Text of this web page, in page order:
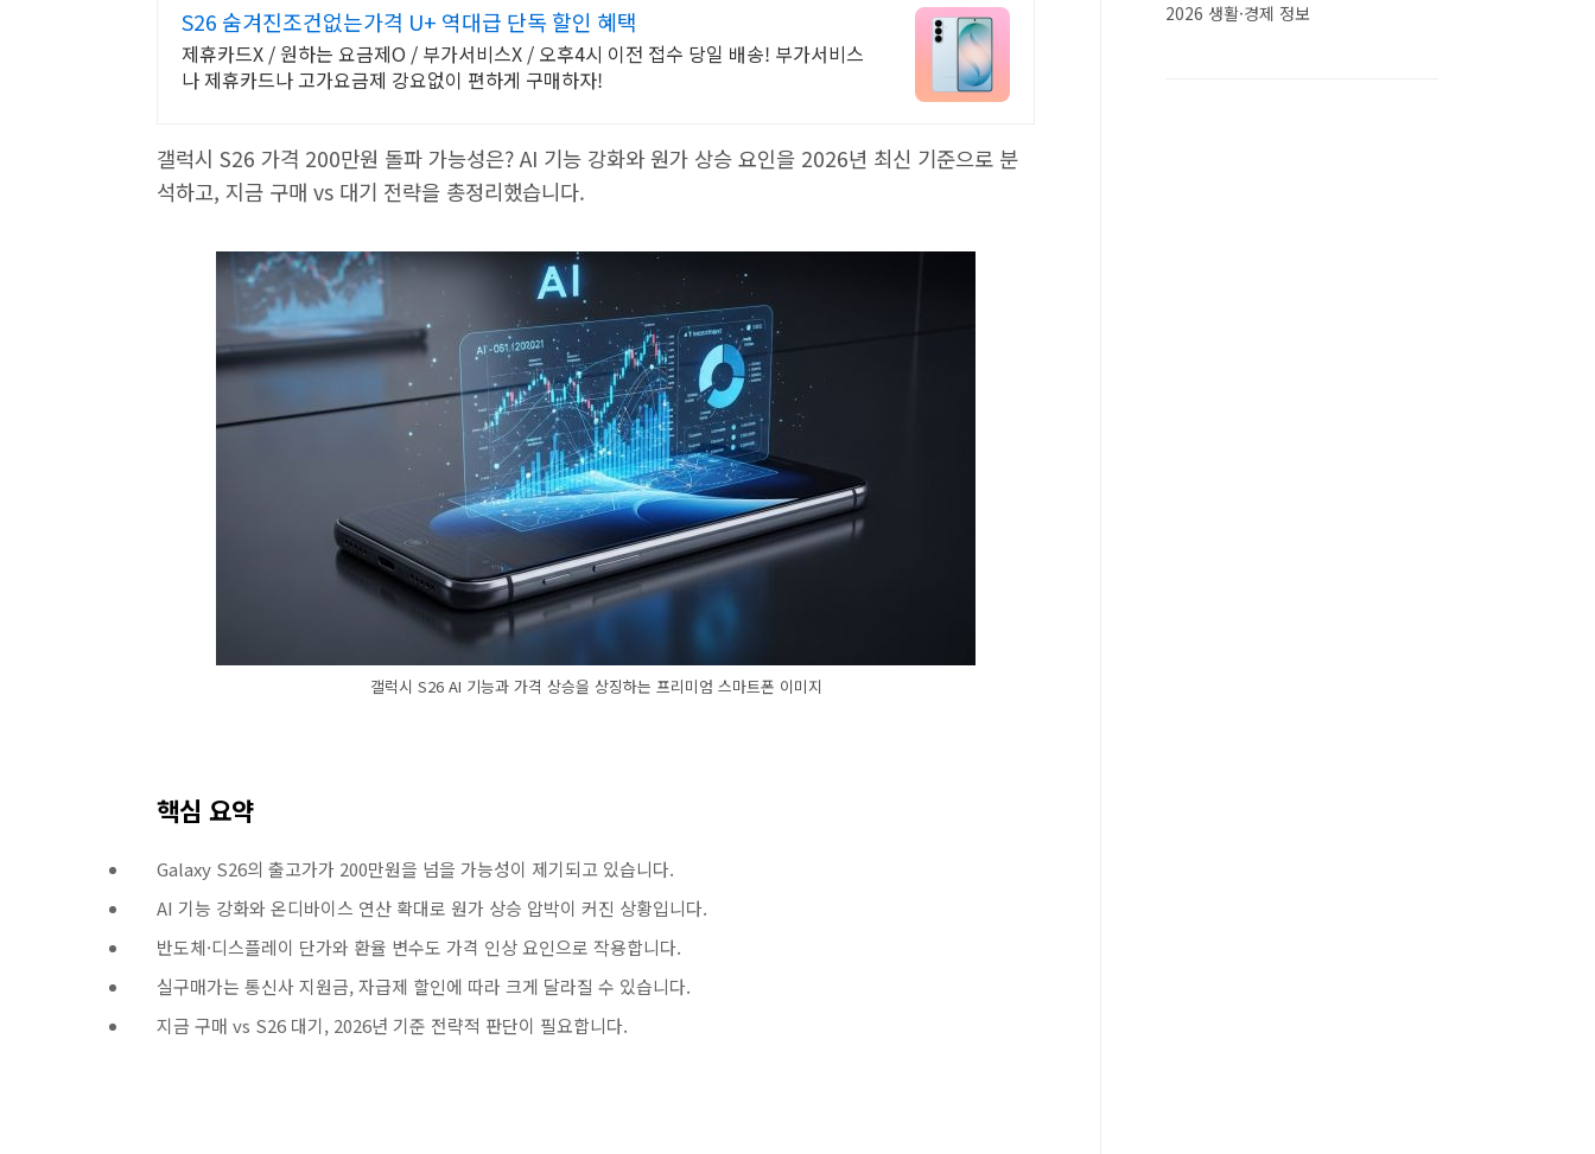
S26 숨겨진조건없는가격 U+ 역대급 단독 할인 혜택
제휴카드X / 원하는 요금제O / 부가서비스X / 오후4시 이전 접수 당일 배송! 부가서비스
나 제휴카드나 고가요금제 강요없이 편하게 구매하자!
갤럭시 S26 가격 200만원 돌파 가능성은? AI 기능 강화와 원가 상승 요인을 2026년 최신 기준으로 분
석하고, 지금 구매 vs 대기 전략을 총정리했습니다.
갤럭시 S26 AI 기능과 가격 상승을 상징하는 프리미엄 스마트폰 이미지
핵심 요약
Galaxy S26의 출고가가 200만원을 넘을 가능성이 제기되고 있습니다.
AI 기능 강화와 온디바이스 연산 확대로 원가 상승 압박이 커진 상황입니다.
반도체·디스플레이 단가와 환율 변수도 가격 인상 요인으로 작용합니다.
실구매가는 통신사 지원금, 자급제 할인에 따라 크게 달라질 수 있습니다.
지금 구매 vs S26 대기, 2026년 기준 전략적 판단이 필요합니다.
2026 생활·경제 정보